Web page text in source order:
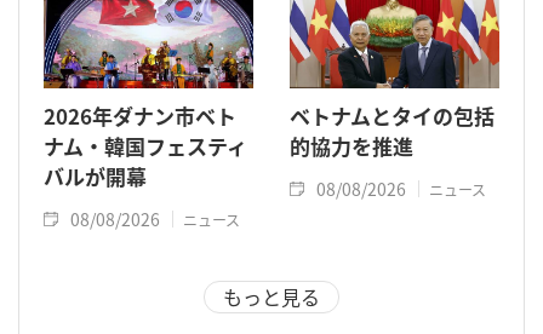
2026年ダナン市ベト
ナム・韓国フェスティ
バルが開幕
08/08/2026 ニュース
ベトナムとタイの包括
的協力を推進
08/08/2026 ニュース
もっと見る